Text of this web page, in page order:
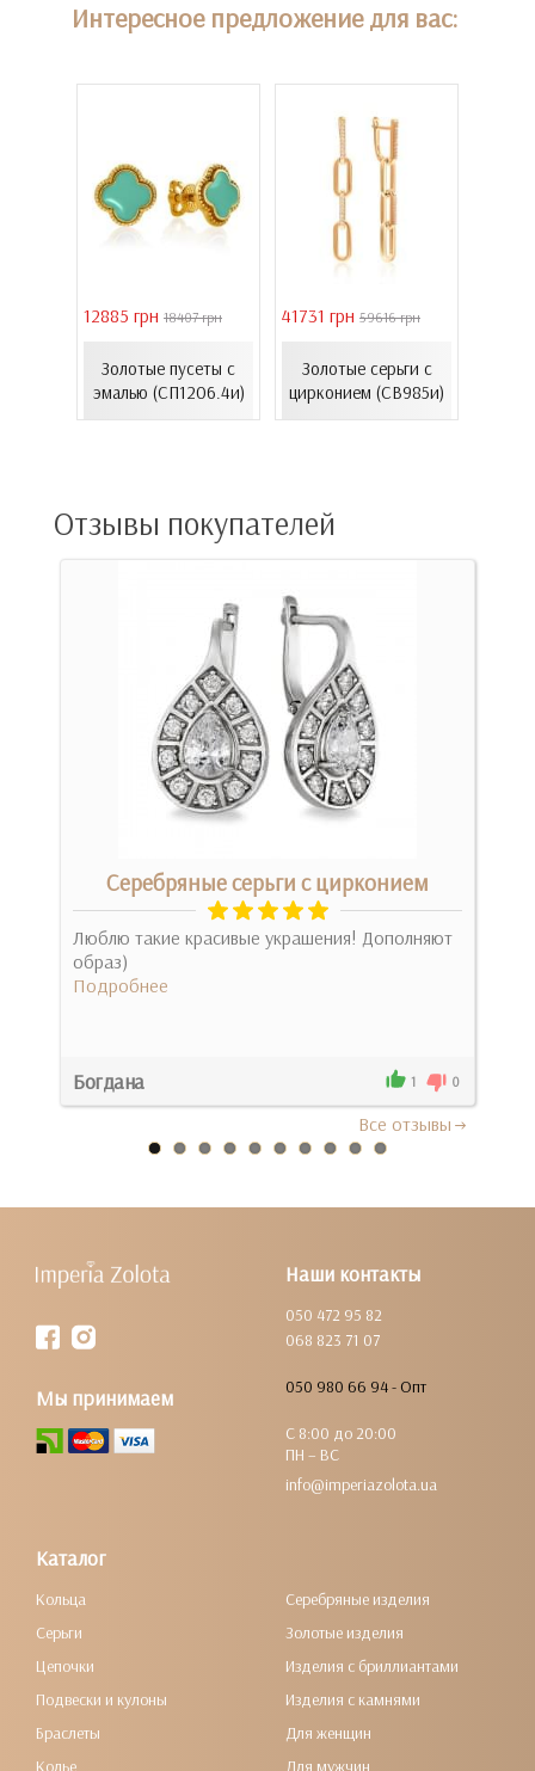
Интересное предложение для вас:
12885 грн 18407 грн
Золотые пусеты с
эмалью (СП1206.4и)
41731 грн 59616 грн
Золотые серьги с
цирконием (СВ985и)
Отзывы покупателей
Серебряные серьги с цирконием
Люблю такие красивые украшения! Дополняют
образ)
Подробнее
Богдана 1 0
Все отзывы
Наши контакты
050 472 95 82
068 823 71 07
050 980 66 94 - Опт
С 8:00 до 20:00
ПН – ВС
info@imperiazolota.ua
Мы принимаем
Каталог
Кольца
Серьги
Цепочки
Подвески и кулоны
Браслеты
Колье
Серебряные изделия
Золотые изделия
Изделия с бриллиантами
Изделия с камнями
Для женщин
Для мужчин